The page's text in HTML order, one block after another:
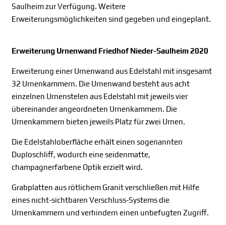
Saulheim zur Verfügung. Weitere
Erweiterungsmöglichkeiten sind gegeben und eingeplant.
Erweiterung Urnenwand Friedhof Nieder-Saulheim 2020
Erweiterung einer Urnenwand aus Edelstahl mit insgesamt
32 Urnenkammern. Die Urnenwand besteht aus acht
einzelnen Urnenstelen aus Edelstahl mit jeweils vier
übereinander angeordneten Urnenkammern. Die
Urnenkammern bieten jeweils Platz für zwei Urnen.
Die Edelstahloberfläche erhält einen sogenannten
Duploschliff, wodurch eine seidenmatte,
champagnerfarbene Optik erzielt wird.
Grabplatten aus rötlichem Granit verschließen mit Hilfe
eines nicht-sichtbaren Verschluss-Systems die
Urnenkammern und verhindern einen unbefugten Zugriff.